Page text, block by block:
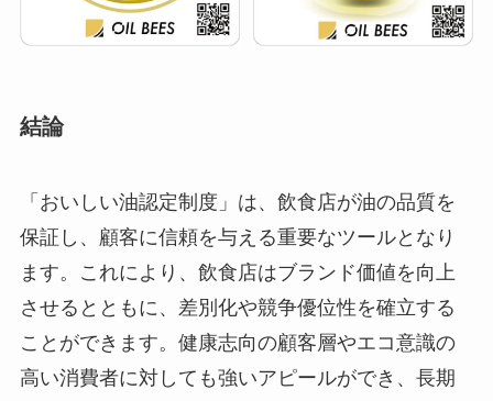
結論
「おいしい油認定制度」は、飲食店が油の品質を
保証し、顧客に信頼を与える重要なツールとなり
ます。これにより、飲食店はブランド価値を向上
させるとともに、差別化や競争優位性を確立する
ことができます。健康志向の顧客層やエコ意識の
高い消費者に対しても強いアピールができ、長期